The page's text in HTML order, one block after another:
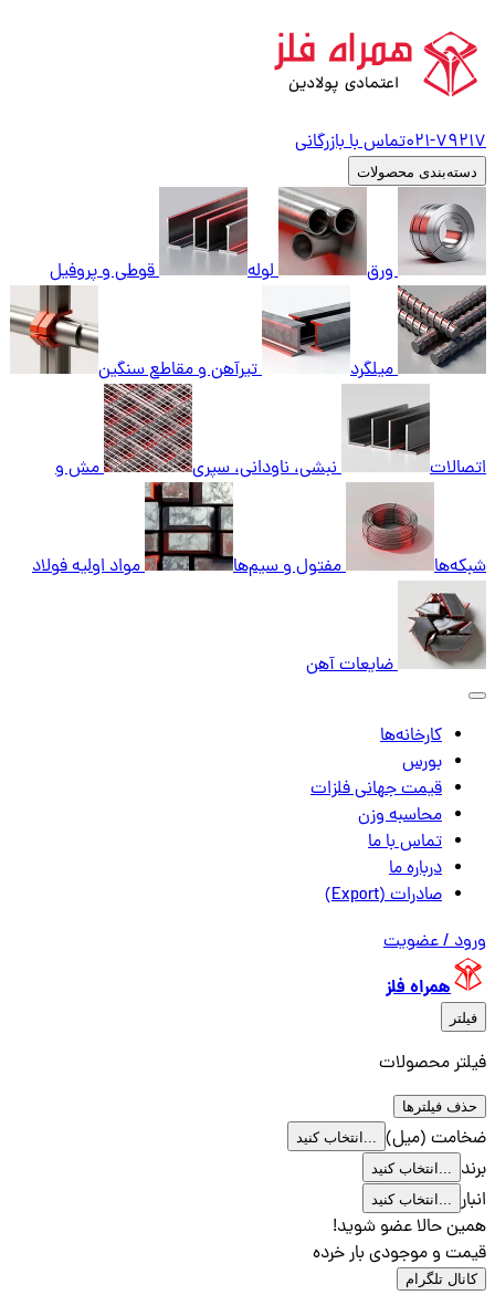
021-79217 تماس با بازرگانی
دسته‌بندی محصولات
ورق لوله قوطی و پروفیل
میلگرد تیرآهن و مقاطع سنگین
اتصالات نبشی، ناودانی، سپری مش و
شبکه‌ها مفتول و سیم‌ها مواد اولیه فولاد
ضایعات آهن
کارخانه‌ها
بورس
قیمت جهانی فلزات
محاسبه وزن
تماس با ما
درباره ما
صادرات (Export)
ورود / عضویت
همراه فلز
فیلتر
فیلتر محصولات
حذف فیلترها
ضخامت (میل) انتخاب کنید...
برند انتخاب کنید...
انبار انتخاب کنید...
همین حالا عضو شوید!
قیمت و موجودی بار خرده
کانال تلگرام